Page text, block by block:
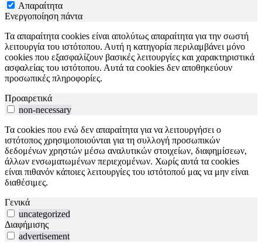
Απαραίτητα
Ενεργοποίηση πάντα
Τα απαραίτητα cookies είναι απολύτως απαραίτητα για την σωστή
λειτουργία του ιστότοπου. Αυτή η κατηγορία περιλαμβάνει μόνο
cookies που εξασφαλίζουν βασικές λειτουργίες και χαρακτηριστικά
ασφαλείας του ιστότοπου. Αυτά τα cookies δεν αποθηκεύουν
προσωπικές πληροφορίες.
Προαιρετικά
non-necessary
Τα cookies που ενώ δεν απαραίτητα για να λειτουργήσει ο
ιστότοπος χρησιμοποιούνται για τη συλλογή προσωπικών
δεδομένων χρηστών μέσω αναλυτικών στοιχείων, διαφημίσεων,
άλλων ενσωματωμένων περιεχομένων. Χωρίς αυτά τα cookies
είναι πιθανόν κάποιες λειτουργίες του ιστότοπού μας να μην είναι
διαθέσιμες.
Γενικά
uncategorized
Διαφήμισης
advertisement